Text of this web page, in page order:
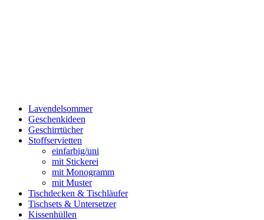
Lavendelsommer
Geschenkideen
Geschirrtücher
Stoffservietten
einfarbig/uni
mit Stickerei
mit Monogramm
mit Muster
Tischdecken & Tischläufer
Tischsets & Untersetzer
Kissenhüllen